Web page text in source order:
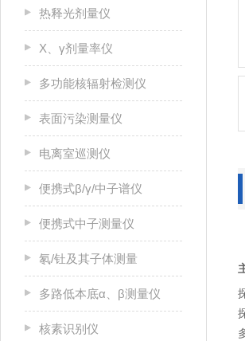
热释光剂量仪
X、γ剂量率仪
多功能核辐射检测仪
表面污染测量仪
电离室巡测仪
便携式β/γ/中子谱仪
便携式中子测量仪
氡/钍及其子体测量
多路低本底α、β测量仪
核素识别仪